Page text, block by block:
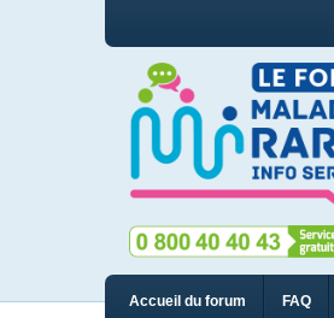
Accueil du forum FAQ